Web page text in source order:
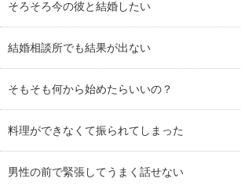
そろそろ今の彼と結婚したい
結婚相談所でも結果が出ない
そもそも何から始めたらいいの？
料理ができなくて振られてしまった
男性の前で緊張してうまく話せない